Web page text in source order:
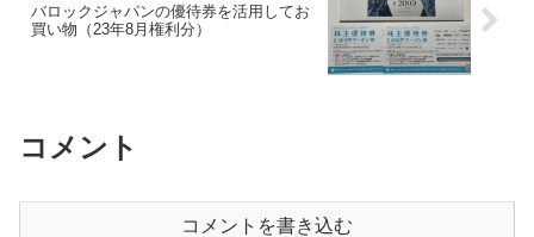
バロックジャパンの優待券を活用してお
買い物（23年8月権利分）
コメント
コメントを書き込む